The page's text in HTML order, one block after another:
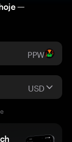
—
PPW
USD